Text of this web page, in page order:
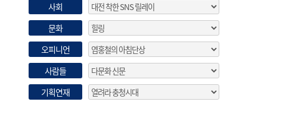
사회
문화
오피니언
사람들
기획연재